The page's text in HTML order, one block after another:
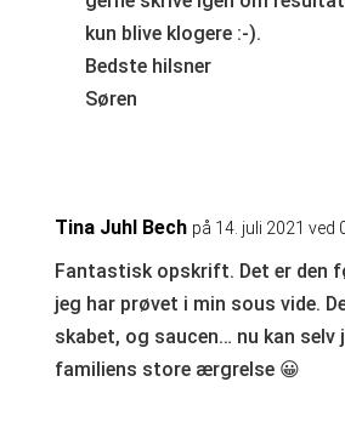
kun blive klogere :-).
Bedste hilsner
Søren
Tina Juhl Bech på 14. juli 2021 ved
Fantastisk opskrift. Det er den
jeg har prøvet i min sous vide.
skabet, og saucen… nu kan
familiens store ærgrelse 😀